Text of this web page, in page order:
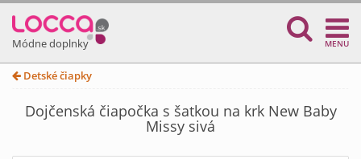
Módne doplnky MENU
Detské čiapky
Dojčenská čiapočka s šatkou na krk New Baby
Missy sivá